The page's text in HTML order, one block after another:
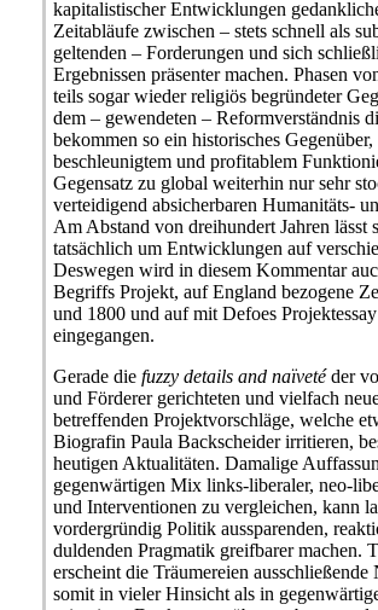
kapitalistischer Entwicklungen
Zeitabläufe zwischen – stets schnell als
geltenden – Forderungen und sich
Ergebnissen präsenter machen. Phasen
teils sogar wieder religiös begründeter
dem – gewendeten – Reformverständnis
bekommen so ein historisches
beschleunigtem und profitablem
Gegensatz zu global weiterhin nur sehr
verteidigend absicherbaren Humanitäts-
Am Abstand von dreihundert Jahren lässt
tatsächlich um Entwicklungen auf
Deswegen wird in diesem Kommentar
Begriffs Projekt, auf England bezogene
und 1800 und auf mit Defoes
eingegangen.
Gerade die fuzzy details and naïvetéder
und Förderer gerichteten und vielfach
betreffenden Projektvorschläge, welche
Biografin Paula Backscheider irritieren,
heutigen Aktualitäten. Damalige
gegenwärtigen Mix links-liberaler, neo-
und Interventionen zu vergleichen, kann
vordergründig Politik aussparenden,
duldenden Pragmatik greifbarer machen.
erscheint die Träumereien
somit in vieler Hinsicht als in